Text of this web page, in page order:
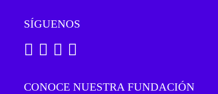
SÍGUENOS
CONOCE NUESTRA FUNDACIÓN